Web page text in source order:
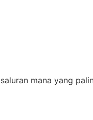
mana yang